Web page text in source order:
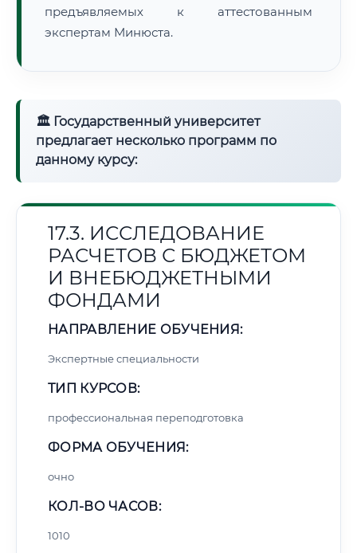
предъявляемых к аттестованным
экспертам Минюста.
🏛 Государственный университет
предлагает несколько программ по
данному курсу:
17.3. ИССЛЕДОВАНИЕ
РАСЧЕТОВ С БЮДЖЕТОМ
И ВНЕБЮДЖЕТНЫМИ
ФОНДАМИ
НАПРАВЛЕНИЕ ОБУЧЕНИЯ:
Экспертные специальности
ТИП КУРСОВ:
профессиональная переподготовка
ФОРМА ОБУЧЕНИЯ:
очно
КОЛ-ВО ЧАСОВ:
1010